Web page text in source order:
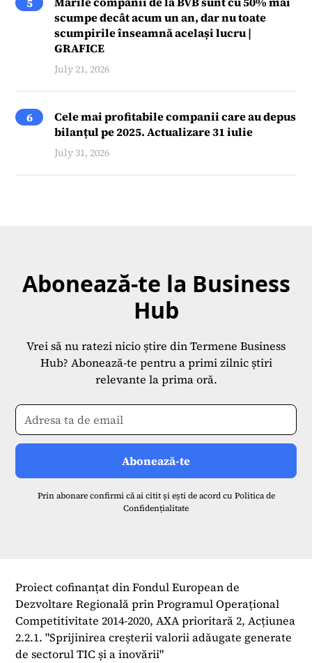
scumpe decât acum un an, dar nu toate
scumpirile înseamnă același lucru |
GRAFICE
July 21, 2026
6
Cele mai profitabile companii care au depus
bilanțul pe 2025. Actualizare 31 iulie
July 31, 2026
Abonează-te la Business
Hub
Vrei să nu ratezi nicio știre din Termene Business
Hub? Abonează-te pentru a primi zilnic știri
relevante la prima oră.
Prin abonare confirmi că ai citit și ești de acord cu Politica de
Confidențialitate
Proiect cofinanțat din Fondul European de
Dezvoltare Regională prin Programul Operațional
Competitivitate 2014-2020, AXA prioritară 2, Acțiunea
2.2.1. "Sprijinirea creșterii valorii adăugate generate
de sectorul TIC și a inovării"